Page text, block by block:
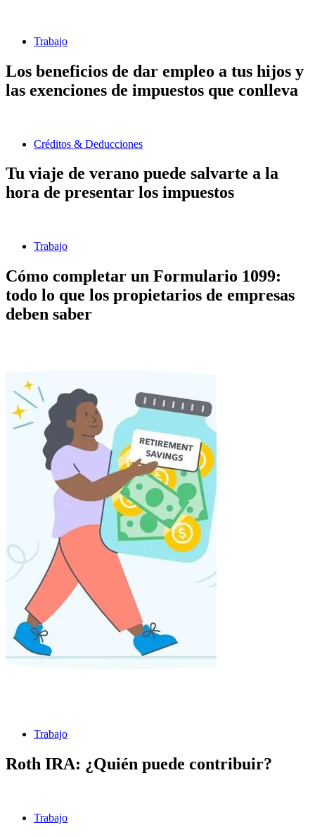
Trabajo
Los beneficios de dar empleo a tus hijos y
las exenciones de impuestos que conlleva
Créditos & Deducciones
Tu viaje de verano puede salvarte a la
hora de presentar los impuestos
Trabajo
Cómo completar un Formulario 1099:
todo lo que los propietarios de empresas
deben saber
Trabajo
Roth IRA: ¿Quién puede contribuir?
Trabajo